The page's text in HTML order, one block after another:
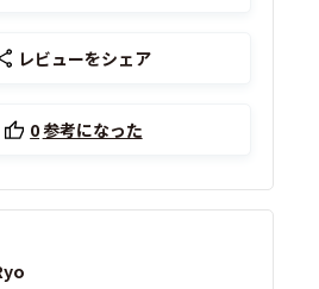
レビューをシェア
0参考になった